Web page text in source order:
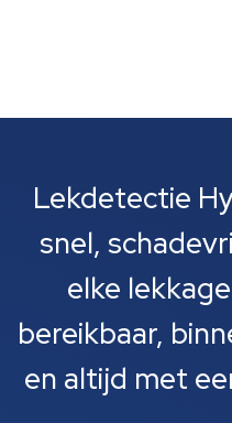
Lekdetectie
snel,
elke
bereikbaar,
en altijd met